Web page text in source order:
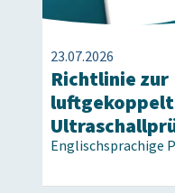
23.07.2026
Richtlinie zur
Englischsprachige